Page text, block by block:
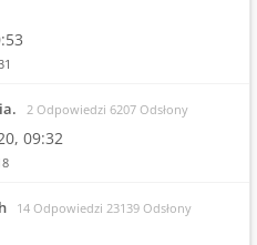
2 Odpowiedzi 6207 Odsłony
09:32
14 Odpowiedzi 23139 Odsłony